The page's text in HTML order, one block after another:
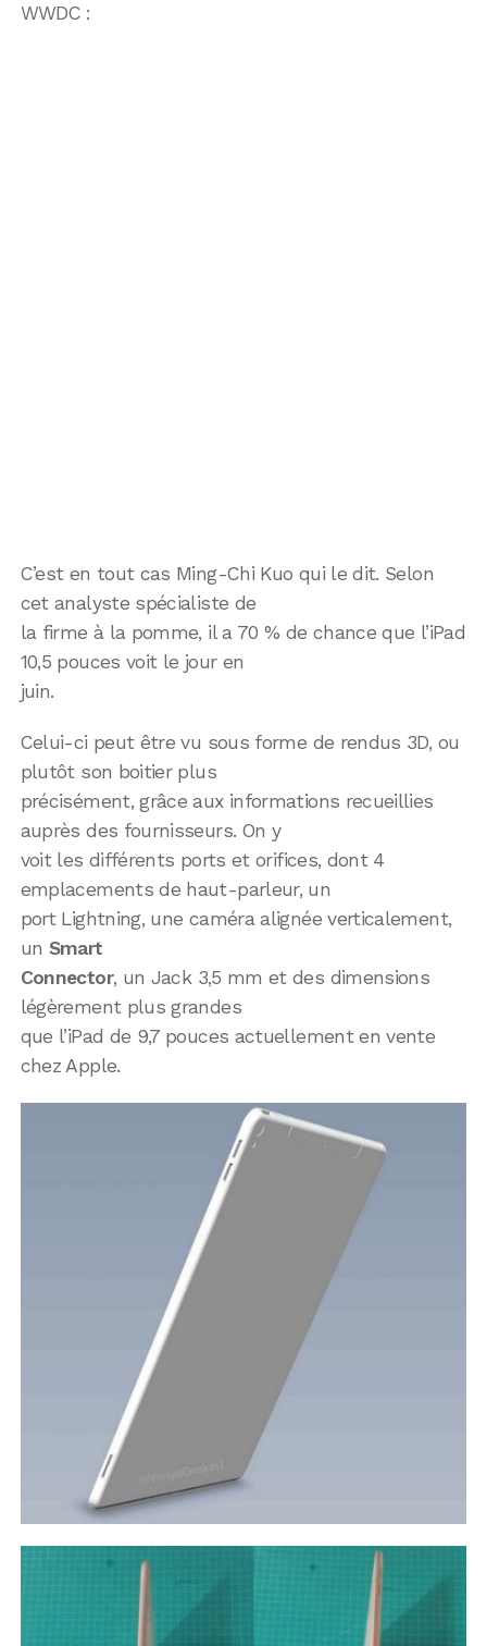
WWDC :
C’est en tout cas Ming-Chi Kuo qui le dit. Selon
cet analyste spécialiste de
la firme à la pomme, il a 70 % de chance que l’iPad
10,5 pouces voit le jour en
juin.
Celui-ci peut être vu sous forme de rendus 3D, ou
plutôt son boitier plus
précisément, grâce aux informations recueillies
auprès des fournisseurs. On y
voit les différents ports et orifices, dont 4
emplacements de haut-parleur, un
port Lightning, une caméra alignée verticalement,
un Smart
Connector, un Jack 3,5 mm et des dimensions
légèrement plus grandes
que l’iPad de 9,7 pouces actuellement en vente
chez Apple.